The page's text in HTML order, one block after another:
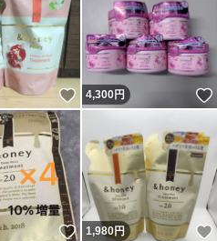
いいね！
4,300円
いいね！
1,980円